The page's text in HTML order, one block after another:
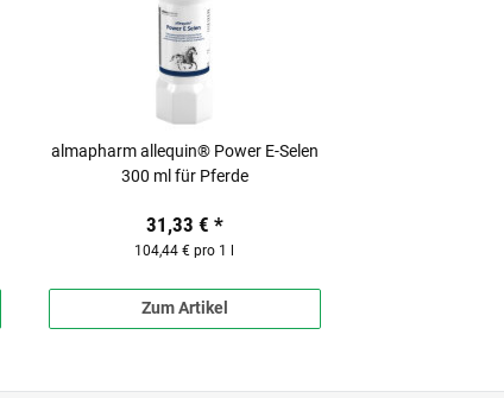
almapharm allequin® Power E-Selen
300 ml für Pferde
31,33 € *
104,44 € pro 1 l
Zum Artikel